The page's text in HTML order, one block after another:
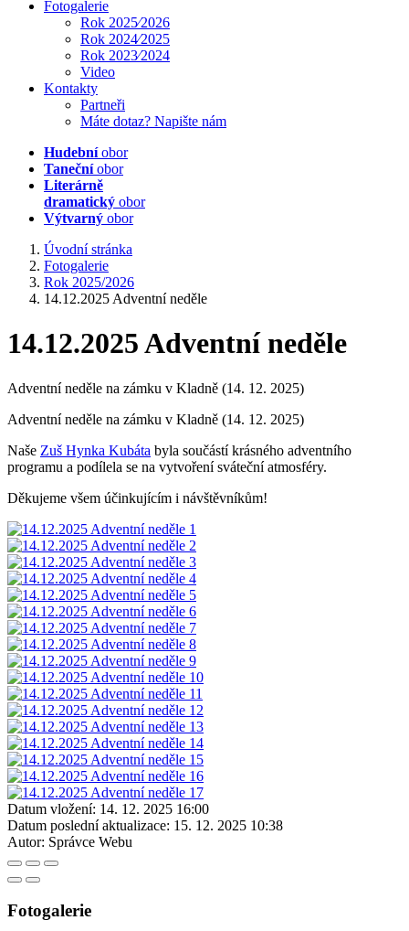
Fotogalerie
Rok 2025⁄2026
Rok 2024⁄2025
Rok 2023⁄2024
Video
Kontakty
Partneři
Máte dotaz? Napište nám
Hudebníobor
Tanečníobor
Literárně
dramatický obor
Výtvarný obor
Úvodní stránka
Fotogalerie
Rok 2025/2026
14.12.2025 Adventní neděle
14.12.2025 Adventní neděle
Adventní neděle na zámku v Kladně (14. 12. 2025)
Adventní neděle na zámku v Kladně (14. 12. 2025)
Naše Zuš Hynka Kubáta byla součástí krásného adventního
programu a podílela se na vytvoření sváteční atmosféry.
Děkujeme všem účinkujícím i návštěvníkům!
Datum vložení: 14. 12. 2025 16:00
Datum poslední aktualizace: 15. 12. 2025 10:38
Autor: Správce Webu
Fotogalerie